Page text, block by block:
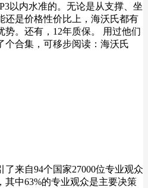
以内水准的。无论是从支撑、坐
还是价格性价比上，海沃氏都有
势。还有，12年质保。 用过他们
个合集，可移步阅读：海沃氏
了来自94个国家27000位专业观众
其中63%的专业观众是主要决策